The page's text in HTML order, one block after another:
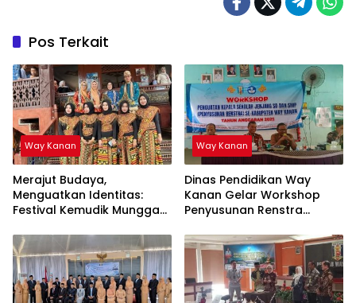
Pos Terkait
Way Kanan
Merajut Budaya,
Menguatkan Identitas:
Festival Kemudik Munggak
Way Kanan
Dinas Pendidikan Way
Kanan Gelar Workshop
Penyusunan Renstra